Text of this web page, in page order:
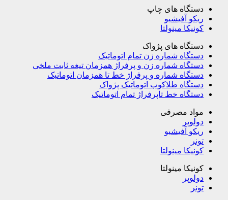
دستگاه های چاپ
ریکو آفیشیو
کونیکا مینولتا
دستگاه های پژواک
دستگاه شماره زن تمام اتوماتیک
دستگاه شماره زن و پرفراژ همزمان تیغه ثابت ملخی
دستگاه شماره و پرفراژ خط تا همزمان اتوماتیک
دستگاه طلاکوب اتوماتیک پژواک
دستگاه خط تاپرفراژ تمام اتوماتیک
مواد مصرفی
دولوپر
ریکو آفیشیو
تونر
کونیکا مینولتا
کونیکا مینولتا
دولوپر
تونر